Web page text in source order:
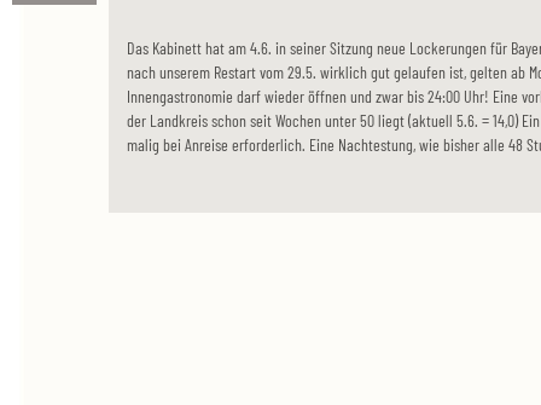
Das Kabinett hat am 4.6. in seiner Sitzung neue Lockerungen für
nach unserem Restart vom 29.5. wirklich gut gelaufen ist, gelten ab
Innengastronomie darf wieder öffnen und zwar bis 24:00 Uhr! Eine
der Landkreis schon seit Wochen unter 50 liegt (aktuell 5.6. = 14,0)
malig bei Anreise erforderlich. Eine Nachtestung, wie bisher alle 48